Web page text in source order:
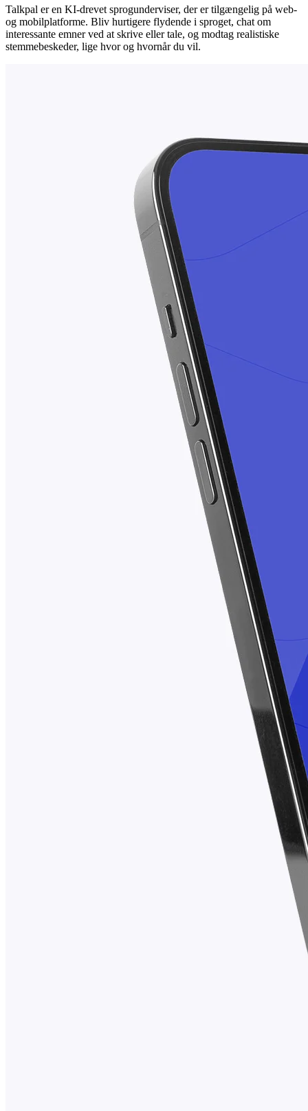
Talkpal er en KI-drevet sprogunderviser, der er tilgængelig på web-
og mobilplatforme. Bliv hurtigere flydende i sproget, chat om
interessante emner ved at skrive eller tale, og modtag realistiske
stemmebeskeder, lige hvor og hvornår du vil.